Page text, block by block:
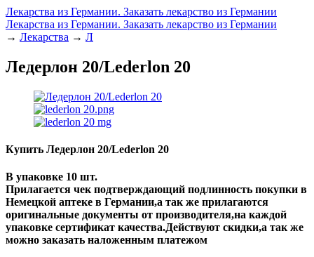
Лекарства из Германии. Заказать лекарство из Германии
Лекарства из Германии. Заказать лекарство из Германии
→ Лекарства → Л
Ледерлон 20/Lederlon 20
Купить Ледерлон 20/Lederlon 20
В упаковке 10 шт.
Прилагается чек подтверждающий подлинность покупки в
Немецкой аптеке в Германии,а так же прилагаются
оригинальные документы от производителя,на каждой
упаковке сертификат качества.Действуют скидки,а так же
можно заказать наложенным платежом